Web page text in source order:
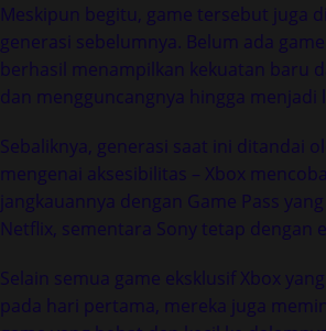
Meskipun begitu, game tersebut juga
generasi sebelumnya. Belum ada
berhasil menampilkan kekuatan baru
dan mengguncangnya hingga menjadi
Sebaliknya, generasi saat ini ditandai
mengenai aksesibilitas – Xbox
jangkauannya dengan Game Pass
Netflix, sementara Sony tetap dengan
Selain semua game eksklusif Xbox
pada hari pertama, mereka juga